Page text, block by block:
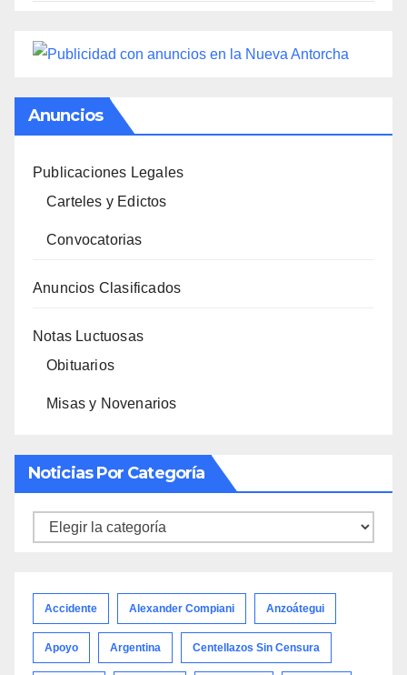
Anuncios
Publicaciones Legales
Carteles y Edictos
Convocatorias
Anuncios Clasificados
Notas Luctuosas
Obituarios
Misas y Novenarios
Noticias Por Categoría
Noticias
Accidente Alexander Compiani Anzoátegui
Apoyo Argentina Centellazos Sin Censura